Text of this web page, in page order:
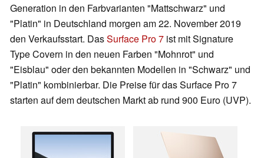
Generation in den Farbvarianten "Mattschwarz" und
"Platin" in Deutschland morgen am 22. November 2019
den Verkaufsstart. DasSurface Pro 7 ist mit Signature
Type Covern in den neuen Farben "Mohnrot" und
"Eisblau" oder den bekannten Modellen in "Schwarz" und
"Platin" kombinierbar. Die Preise für das Surface Pro 7
starten auf dem deutschen Markt ab rund 900 Euro (UVP).